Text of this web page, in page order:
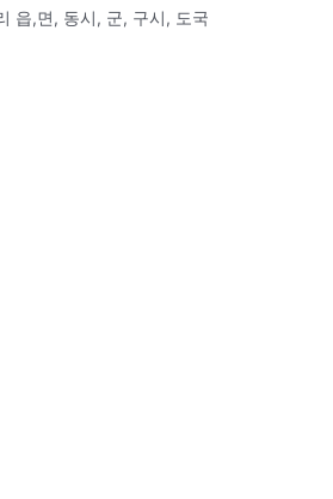
읍,면, 동시, 군, 구시, 도국